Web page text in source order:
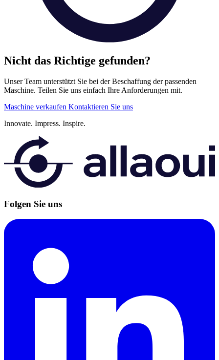
Nicht das Richtige gefunden?
Unser Team unterstützt Sie bei der Beschaffung der passenden
Maschine. Teilen Sie uns einfach Ihre Anforderungen mit.
Maschine verkaufen Kontaktieren Sie uns
Innovate. Impress. Inspire.
Folgen Sie uns